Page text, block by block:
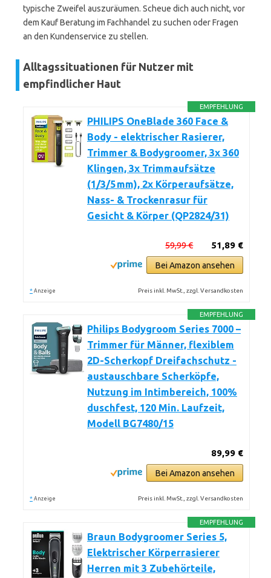
typische Zweifel auszuräumen. Scheue dich auch nicht, vor
dem Kauf Beratung im Fachhandel zu suchen oder Fragen
an den Kundenservice zu stellen.
Alltagssituationen für Nutzer mit
empfindlicher Haut
EMPFEHLUNG
PHILIPS OneBlade 360 Face &
Body - elektrischer Rasierer,
Trimmer & Bodygroomer, 3x 360
Klingen, 3x Trimmaufsätze
(1/3/5 mm), 2x Körperaufsätze,
Nass- & Trockenrasur für
Gesicht & Körper (QP2824/31)
51,89 €
59,99 €
Bei Amazon ansehen
* Anzeige Preis inkl. MwSt., zzgl. Versandkosten
EMPFEHLUNG
Philips Bodygroom Series 7000 –
Trimmer für Männer, flexiblem
2D-Scherkopf Dreifachschutz -
austauschbare Scherköpfe,
Nutzung im Intimbereich, 100%
duschfest, 120 Min. Laufzeit,
Modell BG7480/15
89,99 €
Bei Amazon ansehen
* Anzeige Preis inkl. MwSt., zzgl. Versandkosten
EMPFEHLUNG
Braun Bodygroomer Series 5,
Elektrischer Körperrasierer
Herren mit 3 Zubehörteile,